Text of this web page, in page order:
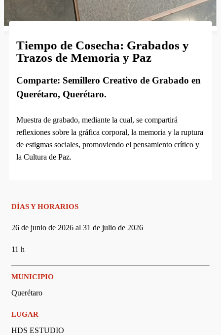
Tiempo de Cosecha: Grabados y
Trazos de Memoria y Paz
Comparte: Semillero Creativo de Grabado en
Querétaro, Querétaro.
Muestra de grabado, mediante la cual, se compartirá
reflexiones sobre la gráfica corporal, la memoria y la ruptura
de estigmas sociales, promoviendo el pensamiento crítico y
la Cultura de Paz.
DÍAS Y HORARIOS
26 de junio de 2026 al 31 de julio de 2026
11 h
MUNICIPIO
Querétaro
LUGAR
HDS ESTUDIO